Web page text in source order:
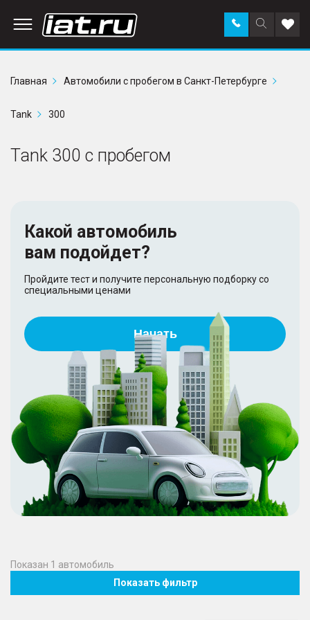
Поиск
по
Заказать
звонок в
Главная
Автомобили с пробегом в Санкт-Петербурге
Tank 300
Tank 300 с пробегом
Какой автомобиль
вам подойдет?
Пройдите тест и получите персональную подборку со
специальными ценами
Начать
Показан 1 автомобиль
Показать фильтр